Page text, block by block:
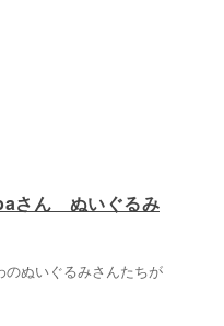
さん ぬいぐるみ
のぬいぐるみさんたちが